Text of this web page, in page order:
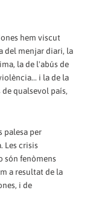
hem viscut
del menjar diari, la
la de l'abús de
i la de la
qualsevol país,
palesa per
Les crisis
són fenòmens
a resultat de la
i de